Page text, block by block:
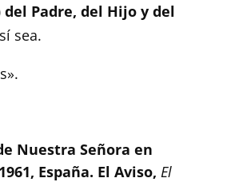
del Padre, del Hijo y del
sea.
Nuestra Señora en
España. El Aviso, El